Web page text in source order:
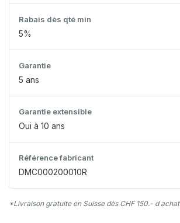
Rabais dès qté min
5%
Garantie
5 ans
Garantie extensible
Oui à 10 ans
Référence fabricant
DMC000200010R
*Livraison gratuite en Suisse dès CHF 150.- d achat